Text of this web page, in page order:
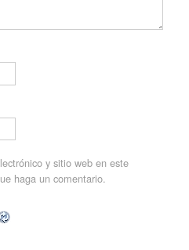
y sitio web en este
haga un comentario.